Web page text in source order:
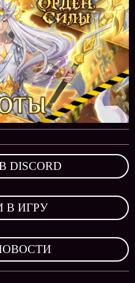
DISCORD
В ИГРУ